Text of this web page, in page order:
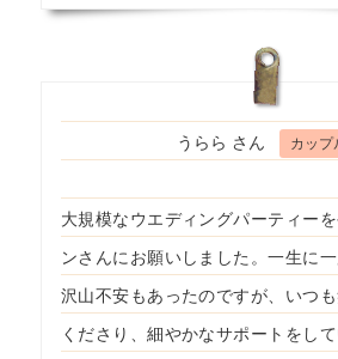
うらら さん カップ
大規模なウエディングパーティー
ンさんにお願いしました。一生に
沢山不安もあったのですが、いつ
くださり、細やかなサポートをして